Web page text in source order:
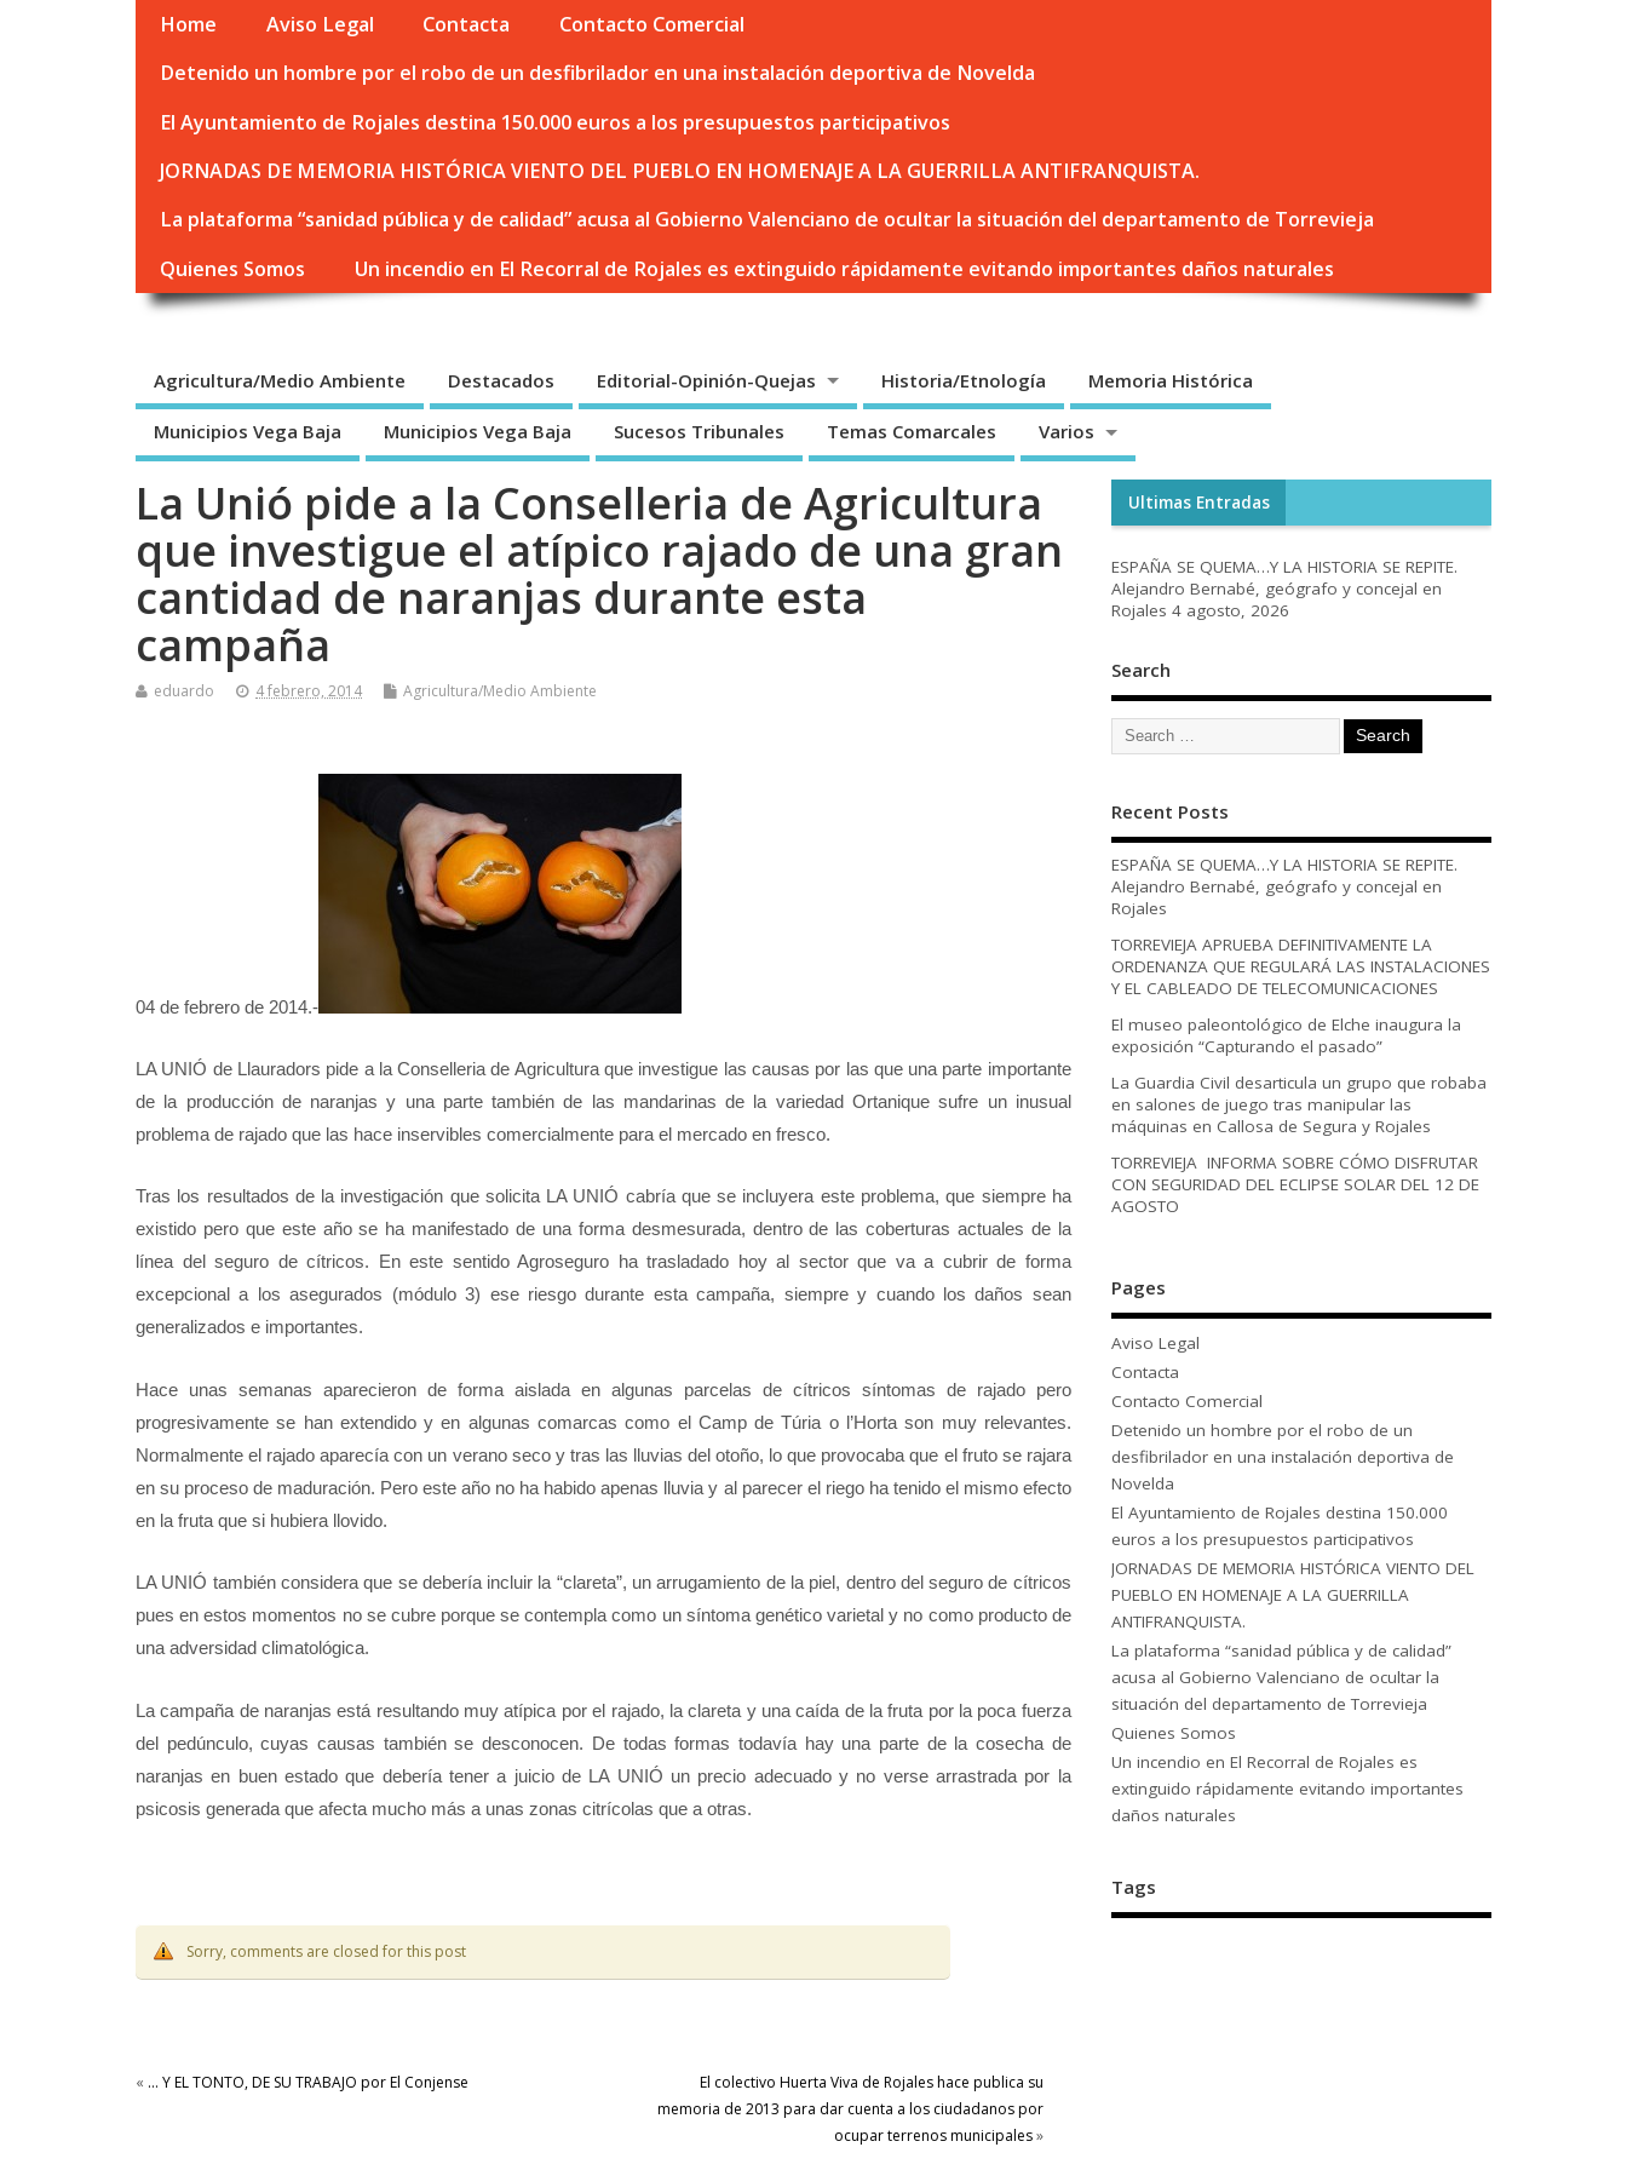
Home Aviso Legal Contacta
Contacto Comercial
Detenido un hombre por el robo de un desfibrilador en una instalación deportiva de Novelda
El Ayuntamiento de Rojales destina 150.000 euros a los presupuestos participativos
JORNADAS DE MEMORIA HISTÓRICA VIENTO DEL PUEBLO EN HOMENAJE A LA GUERRILLA ANTIFRANQUISTA.
La plataforma “sanidad pública y de calidad” acusa al Gobierno Valenciano de ocultar la situación del departamento de Torrevieja
Quienes Somos
Un incendio en El Recorral de Rojales es extinguido rápidamente evitando importantes daños naturales
Agricultura/Medio Ambiente Destacados Editorial-Opinión-Quejas Historia/Etnología Memoria Histórica
Municipios Vega Baja Municipios Vega Baja Sucesos Tribunales Temas Comarcales Varios
La Unió pide a la Conselleria de Agricultura
que investigue el atípico rajado de una gran
cantidad de naranjas durante esta
campaña
eduardo 4 febrero, 2014 Agricultura/Medio Ambiente
04 de febrero de 2014.-
LA UNIÓ de Llauradors pide a la Conselleria de Agricultura que investigue las causas por las que una parte importante
de la producción de naranjas y una parte también de las mandarinas de la variedad Ortanique sufre un inusual
problema de rajado que las hace inservibles comercialmente para el mercado en fresco.
Tras los resultados de la investigación que solicita LA UNIÓ cabría que se incluyera este problema, que siempre ha
existido pero que este año se ha manifestado de una forma desmesurada, dentro de las coberturas actuales de la
línea del seguro de cítricos. En este sentido Agroseguro ha trasladado hoy al sector que va a cubrir de forma
excepcional a los asegurados (módulo 3) ese riesgo durante esta campaña, siempre y cuando los daños sean
generalizados e importantes.
Hace unas semanas aparecieron de forma aislada en algunas parcelas de cítricos síntomas de rajado pero
progresivamente se han extendido y en algunas comarcas como el Camp de Túria o l’Horta son muy relevantes.
Normalmente el rajado aparecía con un verano seco y tras las lluvias del otoño, lo que provocaba que el fruto se rajara
en su proceso de maduración. Pero este año no ha habido apenas lluvia y al parecer el riego ha tenido el mismo efecto
en la fruta que si hubiera llovido.
LA UNIÓ también considera que se debería incluir la “clareta”, un arrugamiento de la piel, dentro del seguro de cítricos
pues en estos momentos no se cubre porque se contempla como un síntoma genético varietal y no como producto de
una adversidad climatológica.
La campaña de naranjas está resultando muy atípica por el rajado, la clareta y una caída de la fruta por la poca fuerza
del pedúnculo, cuyas causas también se desconocen. De todas formas todavía hay una parte de la cosecha de
naranjas en buen estado que debería tener a juicio de LA UNIÓ un precio adecuado y no verse arrastrada por la
psicosis generada que afecta mucho más a unas zonas citrícolas que a otras.
Sorry, comments are closed for this post
« … Y EL TONTO, DE SU TRABAJO por El Conjense
El colectivo Huerta Viva de Rojales hace publica su
memoria de 2013 para dar cuenta a los ciudadanos por
ocupar terrenos municipales»
Ultimas Entradas
ESPAÑA SE QUEMA…Y LA HISTORIA SE REPITE.
Alejandro Bernabé, geógrafo y concejal en
Rojales 4 agosto, 2026
Search
Recent Posts
ESPAÑA SE QUEMA…Y LA HISTORIA SE REPITE.
Alejandro Bernabé, geógrafo y concejal en
Rojales
TORREVIEJA APRUEBA DEFINITIVAMENTE LA
ORDENANZA QUE REGULARÁ LAS INSTALACIONES
Y EL CABLEADO DE TELECOMUNICACIONES
El museo paleontológico de Elche inaugura la
exposición “Capturando el pasado”
La Guardia Civil desarticula un grupo que robaba
en salones de juego tras manipular las
máquinas en Callosa de Segura y Rojales
TORREVIEJA INFORMA SOBRE CÓMO DISFRUTAR
CON SEGURIDAD DEL ECLIPSE SOLAR DEL 12 DE
AGOSTO
Pages
Aviso Legal
Contacta
Contacto Comercial
Detenido un hombre por el robo de un
desfibrilador en una instalación deportiva de
Novelda
El Ayuntamiento de Rojales destina 150.000
euros a los presupuestos participativos
JORNADAS DE MEMORIA HISTÓRICA VIENTO DEL
PUEBLO EN HOMENAJE A LA GUERRILLA
ANTIFRANQUISTA.
La plataforma “sanidad pública y de calidad”
acusa al Gobierno Valenciano de ocultar la
situación del departamento de Torrevieja
Quienes Somos
Un incendio en El Recorral de Rojales es
extinguido rápidamente evitando importantes
daños naturales
Tags